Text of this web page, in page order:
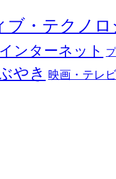
ブ・テクノロ
ンターネット
やき 映画・テレビ